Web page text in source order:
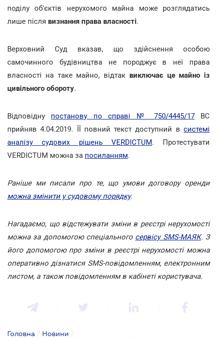
поділу об'єктів нерухомого майна може розглядатись
лише після визнання права власності.
Верховний Суд вказав, що здійснення особою
самочинного будівництва не породжує в неї права
власності на таке майно, відтак виключає це майно із
цивільного обороту.
Відповідну постанову по справі № 750/4445/17ВС
прийняв 4.04.2019. ЇЇ повний текст доступний в системі
аналізу судових рішень VERDICTUM. Протестувати
VERDICTUM можна за посиланням.
Раніше ми писали про те, що умови договору оренди
можна змінити у судовому порядку.
Нагадаємо, що відстежувати зміни в реєстрі нерухомості
можна за допомогою спеціального сервісу SMS-МАЯК. З
його допомогою про зміни в реєстрі нерухомості можна
оперативно дізнатися SMS-повідомленням, електронним
листом, а також повідомленням в кабінеті користувача.
Головна / Новини /